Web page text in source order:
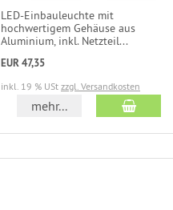
LED-Einbauleuchte mit
hochwertigem Gehäuse aus
Aluminium, inkl. Netzteil...
EUR 47,35
inkl. 19 % USt zzgl. Versandkosten
mehr...